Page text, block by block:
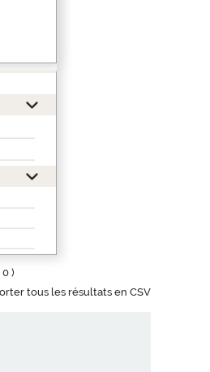
0 )
tous les résultats en CSV